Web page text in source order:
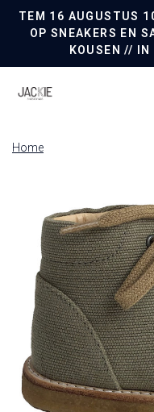
TEM 16 AUGUSTUS
OP SNEAKERS EN
KOUSEN // IN
Home